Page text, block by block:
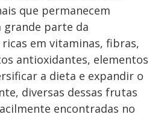
que permanecem
grande parte da
ricas em vitaminas, fibras,
antioxidantes, elementos
a dieta e expandir o
diversas dessas frutas
encontradas no